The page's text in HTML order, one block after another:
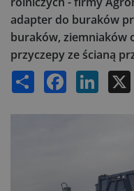
adapter do buraków
buraków, ziemniaków
przyczepy ze ścianą
Share Facebook LinkedIn